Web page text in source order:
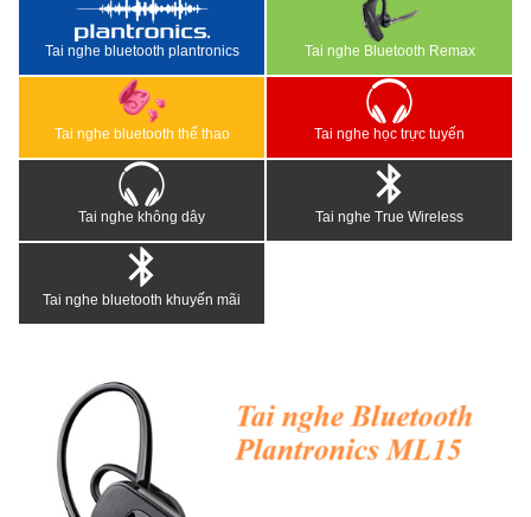
Tai nghe bluetooth plantronics Tai nghe Bluetooth Remax
Tai nghe bluetooth thể thao Tai nghe học trực tuyến
Tai nghe không dây Tai nghe True Wireless
Tai nghe bluetooth khuyến mãi